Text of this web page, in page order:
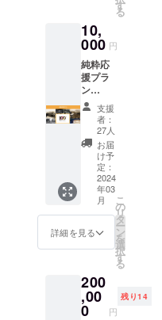
ミー賞演奏
部門賞、大
阪芸術賞、
なにわ大賞
を受賞。現
在、音楽監
督に宮川彬
良、芸術顧
問に秋山和
慶が就任し
ている。
す
る
10,
000 円
純粋応
援プラ
ン
Osaka
Shion
Wind
Orches
traより
御礼
メール
をお送
りしま
す。
支援
者：
27人
お届
け予
定：
2024
年03
月
詳細を見る
こ
の
リ
タ
ー
ン
を
選
択
す
る
200
,00
0 円
残り14